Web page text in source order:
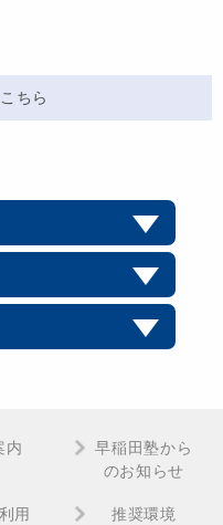
ちら
内
早稲田塾から
のお知らせ
用 推奨環境